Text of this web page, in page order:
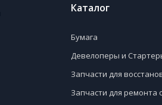
Каталог
Бумага
Девелоперы и
Запчасти для
Запчасти для ремонта